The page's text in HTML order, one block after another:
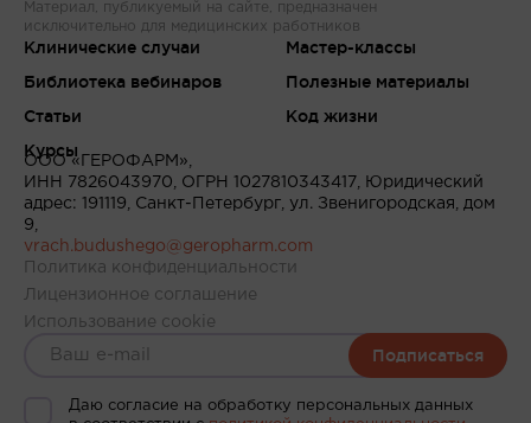
Материал, публикуемый на сайте, предназначен
исключительно для медицинских работников
Клинические случаи
Библиотека вебинаров
Статьи
Курсы
Мастер-классы
Полезные материалы
Код жизни
ООО «ГЕРОФАРМ»,
ИНН 7826043970, ОГРН 1027810343417, Юридический
адрес: 191119, Санкт-Петербург, ул. Звенигородская, дом
9,
vrach.budushego@geropharm.com
Политика конфиденциальности
Лицензионное соглашение
Использование cookie
Подписаться
Даю согласие на обработку персональных данных